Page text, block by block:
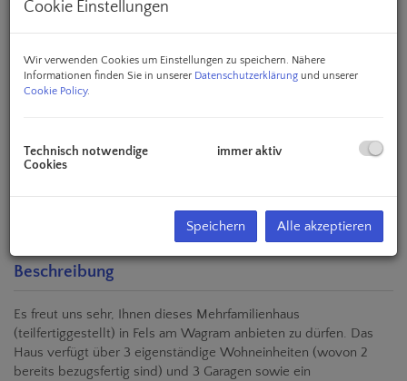
Beschreibung
Es freut uns sehr, Ihnen dieses Mehrfamilienhaus
(teilfertiggestellt) in Fels am Wagram anbieten zu dürfen. Das
Haus verfügt über 3 eigenständige Wohneinheiten (wovon 2
bereits bezugsfertig sind) und 3 Garagen sowie ein
Cookie Einstellungen
Wir verwenden Cookies um Einstellungen zu speichern. Nähere
Informationen finden Sie in unserer Datenschutzerklärung und unserer
Cookie Policy.
Technisch notwendige
Cookies
immer aktiv
Speichern Alle akzeptieren